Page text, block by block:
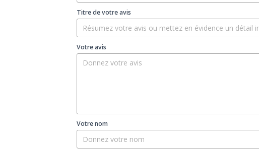
Titre de votre avis
Votre avis
Votre nom